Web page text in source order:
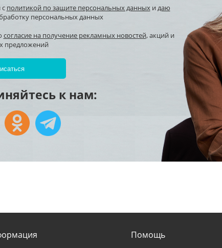
политикой по защите персональных данных и даю
персональных данных
согласие на получение рекламных новостей, акций и
предложений
к нам:
Помощь